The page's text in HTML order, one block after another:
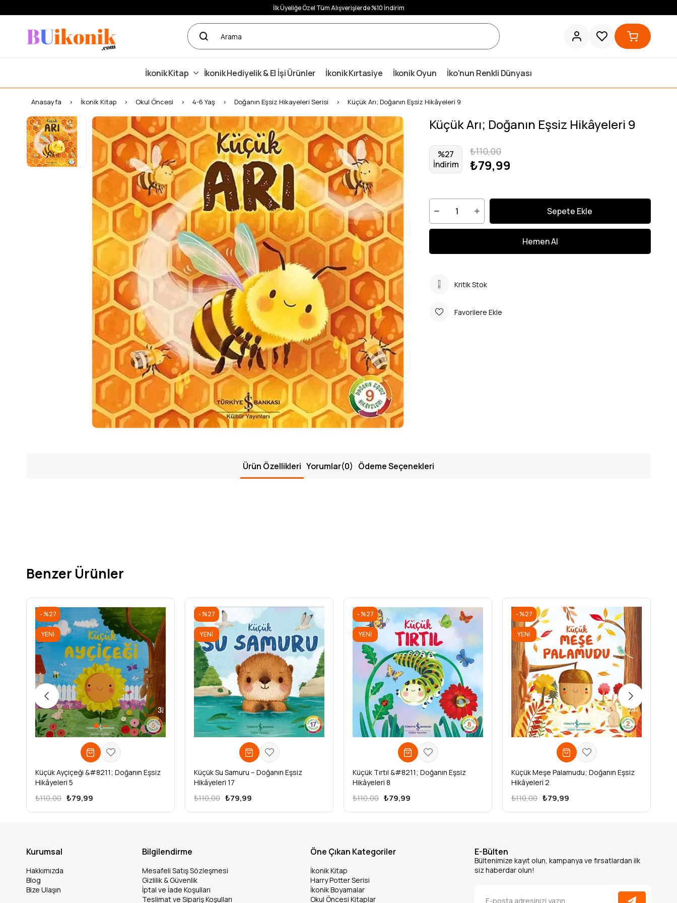
İlk Üyeliğe Özel Tüm Alışverişlerde %10 İndirim
İkonik Kitap İkonik Hediyelik & El İşi Ürünler İkonik Kırtasiye İkonik Oyun İko'nun Renkli Dünyası
Anasayfa İkonik Kitap Okul Öncesi 4-6 Yaş Doğanın Eşsiz Hikayeleri Serisi Küçük Arı; Doğanın Eşsiz Hikâyeleri 9
Küçük Arı; Doğanın Eşsiz Hikâyeleri 9
%27
İndirim
₺110,00
₺79,99
Kritik Stok
Favorilere Ekle
Ürün Özellikleri Yorumlar(0) Ödeme Seçenekleri
Benzer Ürünler
Küçük Ayçiçeği &#8211; Doğanın Eşsiz
Hikâyeleri 5
₺79,99
₺110,00
%27
YENI
ÜRÜN
Küçük Su Samuru – Doğanın Eşsiz
Hikâyeleri 17
₺79,99
₺110,00
%27
YENI
ÜRÜN
Küçük Tırtıl &#8211; Doğanın Eşsiz
Hikâyeleri 8
₺79,99
₺110,00
%27
YENI
ÜRÜN
Küçük Meşe Palamudu; Doğanın Eşsiz
Hikâyeleri 2
₺79,99
₺110,00
%27
YENI
ÜRÜN
Kurumsal
Hakkımızda
Blog
Bize Ulaşın
Bilgilendirme
Mesafeli Satış Sözleşmesi
Gizlilik & Güvenlik
İptal ve İade Koşulları
Teslimat ve Sipariş Koşulları
Öne Çıkan Kategoriler
İkonik Kitap
Harry Potter Serisi
İkonik Boyamalar
Okul Öncesi Kitaplar
E-Bülten
Bültenimize kayıt olun, kampanya ve fırsatlardan ilk
siz haberdar olun!